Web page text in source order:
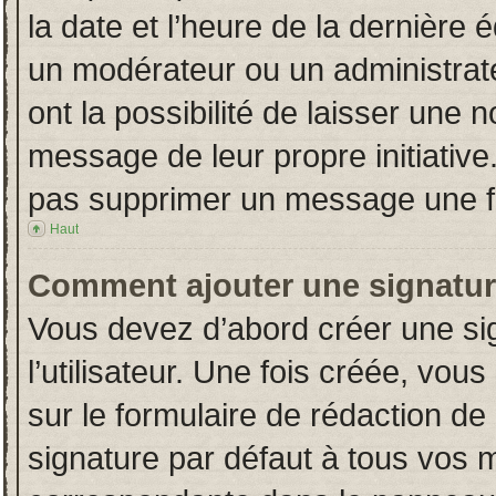
la date et l’heure de la dernière
un modérateur ou un
ont la possibilité de laisser une
message de leur propre
pas supprimer un message une
Haut
Comment ajouter une
Vous devez d’abord créer une
l’utilisateur. Une fois créée,
sur le formulaire de rédaction
signature par défaut à tous vos